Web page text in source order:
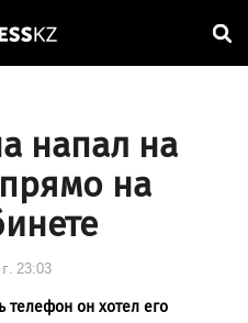
напал на
на
23:03
телефон он хотел его